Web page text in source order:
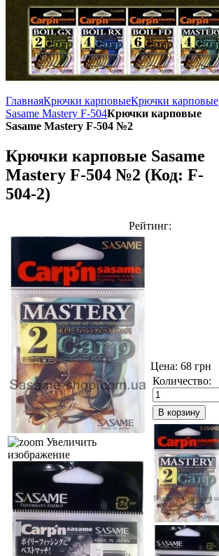
ГлавнаяКрючки карповыеКрючки карповые
Sasame Mastery F-504Крючки карповые
Sasame Mastery F-504 №2
Крючки карповые Sasame
Mastery F-504 №2 (Код: F-
504-2)
Рейтинг:
Увеличить
изображение
Цена: 68 грн
Количество: